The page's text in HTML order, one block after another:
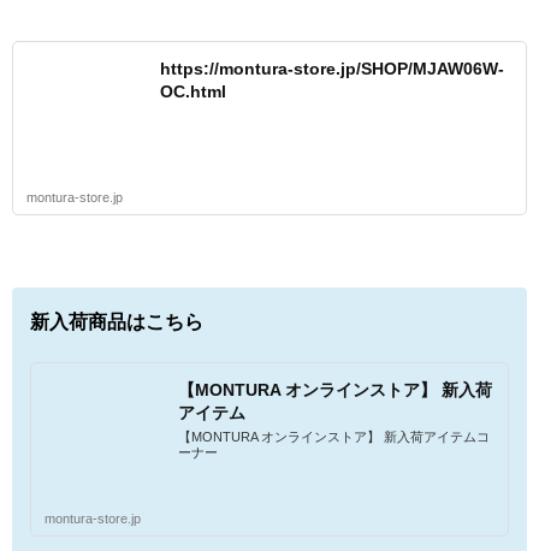
https://montura-store.jp/SHOP/MJAW06W-
OC.html
montura-store.jp
新入荷商品はこちら
【MONTURA オンラインストア】 新入荷
アイテム
【MONTURA オンラインストア】 新入荷アイテムコ
ーナー
montura-store.jp